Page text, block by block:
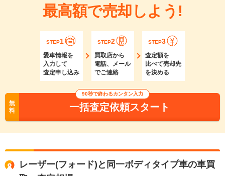
最高額で売却しよう!
STEP1
愛車情報を
入力して
査定申し込み
STEP2
買取店から
電話、メール
でご連絡
STEP3
査定額を
比べて売却先
を決める
無
料
90秒で終わるカンタン入力
一括査定依頼スタート
レーザー(フォード)と同一ボディタイプ車の車買